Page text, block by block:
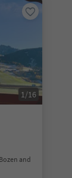
1/16
and